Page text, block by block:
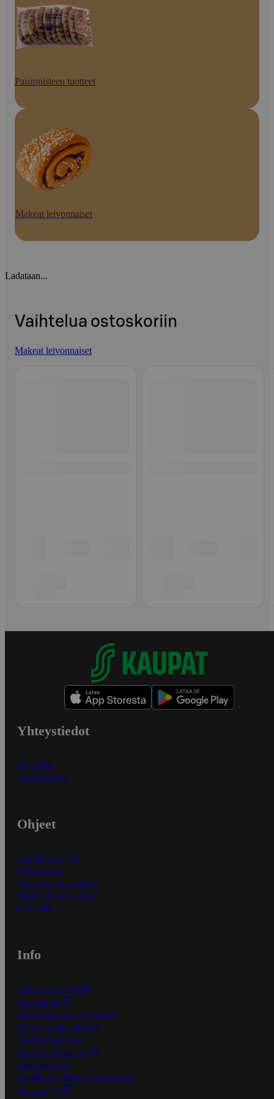
Paistopisteen tuotteet
Makeat leivonnaiset
Ladataan...
Vaihtelua ostoskoriin
Makeat leivonnaiset
Yhteystiedot
Myymälät
Asiakaspalvelu
Ohjeet
Ensitilaajan ohjeet
Näin maksat
Näin tilaat ja muokkaat
Kaikki ohjeet ja vinkit
In English
Info
S-Business yrityksille
Oiva-raportit
Osuuskauppojen yhteystiedot
Tilaus- ja toimitusehdot
Tietosuojakäytäntö
Palvelun käyttöehdot
Saavutettavuus
Mobiilisovelluksen saavutettavuus
Mainostajalle